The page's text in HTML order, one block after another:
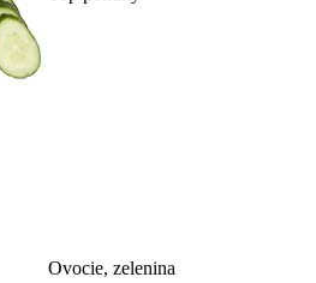
Ovocie, zelenina